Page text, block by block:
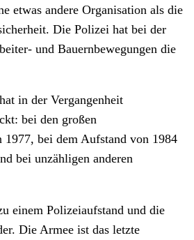
etwas andere Organisation als die
Die Polizei hat bei der
und Bauernbewegungen die
in der Vergangenheit
bei den großen
1977, bei dem Aufstand von 1984
bei unzähligen anderen
einem Polizeiaufstand und die
Die Armee ist das letzte